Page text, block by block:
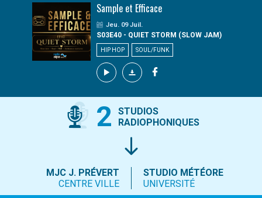
Sample et Efficace
Jeu. 09 Juil.
S03E40 - QUIET STORM (SLOW JAM)
HIP HOP SOUL/FUNK
2
STUDIOS
RADIOPHONIQUES
MJC J. PRÉVERT
CENTRE VILLE
STUDIO MÉTÉORE
UNIVERSITÉ